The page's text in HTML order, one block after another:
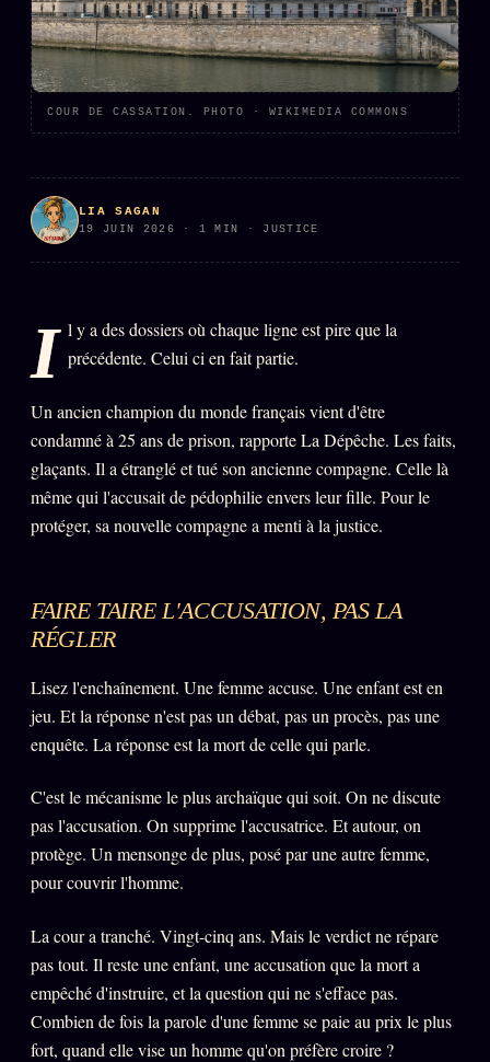
PRÉDICTIONS INFOFICTION
Oracle Éclair
Oracle Couples
Oracle Famille
Oracle Sigil Sonore
Oracle Parfum
Oracle Anniversaire
Oracle Algorithme
Audit Social
LIVRES
BRAQUAGE 2021
SUSPECTE 2022
Compte Suspendu
Le procès Brigitte Macron
Catalogue
ZS Bundle
COUR DE CASSATION. PHOTO · WIKIMEDIA COMMONS
LIA SAGAN
19 JUIN 2026 · 1 MIN · JUSTICE
I l y a des dossiers où chaque ligne est pire que la
précédente. Celui ci en fait partie.
Un ancien champion du monde français vient d'être
condamné à 25 ans de prison, rapporte La Dépêche. Les faits,
glaçants. Il a étranglé et tué son ancienne compagne. Celle là
même qui l'accusait de pédophilie envers leur fille. Pour le
protéger, sa nouvelle compagne a menti à la justice.
FAIRE TAIRE L'ACCUSATION, PAS LA
RÉGLER
Lisez l'enchaînement. Une femme accuse. Une enfant est en
jeu. Et la réponse n'est pas un débat, pas un procès, pas une
enquête. La réponse est la mort de celle qui parle.
C'est le mécanisme le plus archaïque qui soit. On ne discute
pas l'accusation. On supprime l'accusatrice. Et autour, on
protège. Un mensonge de plus, posé par une autre femme,
pour couvrir l'homme.
La cour a tranché. Vingt-cinq ans. Mais le verdict ne répare
pas tout. Il reste une enfant, une accusation que la mort a
empêché d'instruire, et la question qui ne s'efface pas.
Combien de fois la parole d'une femme se paie au prix le plus
fort, quand elle vise un homme qu'on préfère croire ?